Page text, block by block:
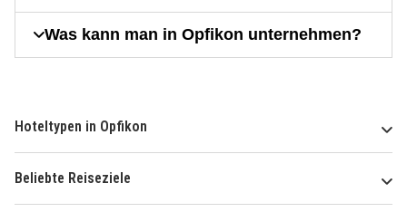
Was kann man in Opfikon unternehmen?
Hoteltypen in Opfikon
Beliebte Reiseziele